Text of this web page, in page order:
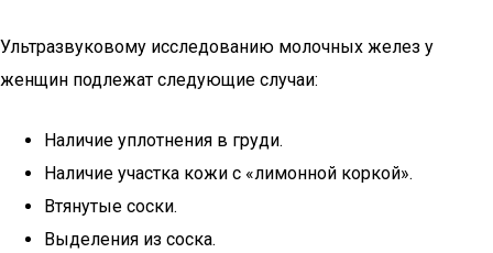
Ультразвуковому исследованию молочных желез у
женщин подлежат следующие случаи:
Наличие уплотнения в груди.
Наличие участка кожи с «лимонной коркой».
Втянутые соски.
Выделения из соска.